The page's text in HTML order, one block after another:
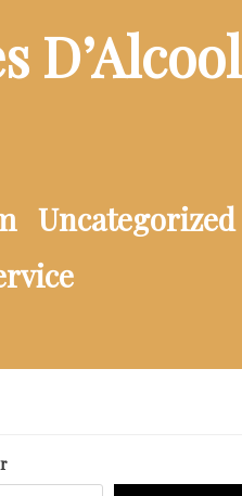
D’Alcool
Uncategorized